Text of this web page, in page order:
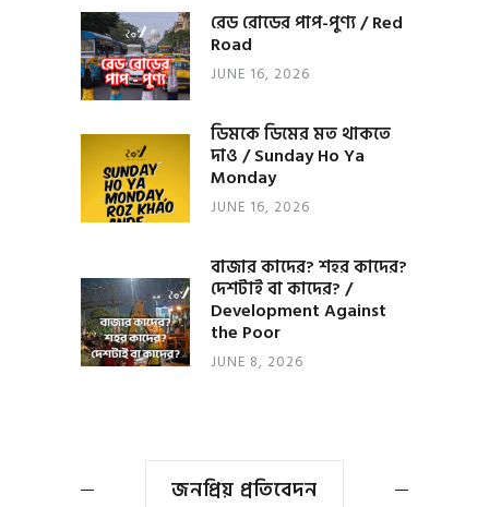
রেড রোডের পাপ-পুণ্য / Red
Road
JUNE 16, 2026
ডিমকে ডিমের মত থাকতে
দাও / Sunday Ho Ya
Monday
JUNE 16, 2026
বাজার কাদের? শহর কাদের?
দেশটাই বা কাদের? /
Development Against
the Poor
JUNE 8, 2026
জনপ্রিয় প্রতিবেদন